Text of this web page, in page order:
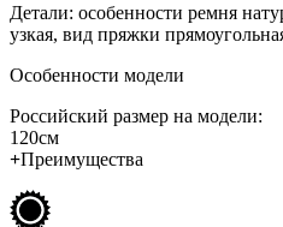
Детали: особенности ремня
узкая, вид пряжки
Особенности модели
Российский размер на модели:
120см
+Преимущества